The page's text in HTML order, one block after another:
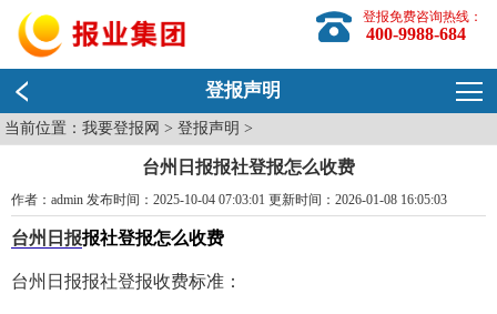
登报免费咨询热线：
400-9988-684
登报声明
当前位置：我要登报网 >登报声明 >
台州日报报社登报怎么收费
作者：admin 发布时间：2025-10-04 07:03:01 更新时间：2026-01-08 16:05:03
台州日报报社登报怎么收费
台州日报报社登报收费标准：